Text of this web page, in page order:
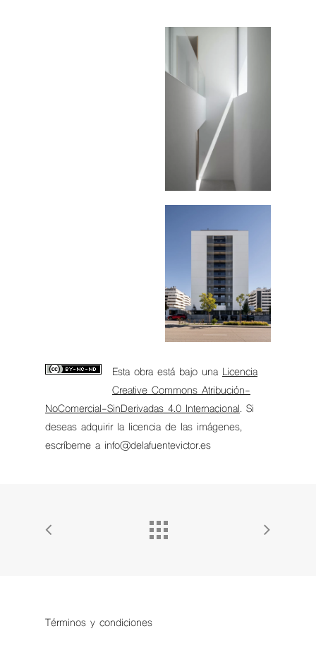
Esta obra está bajo una Licencia
Creative Commons Atribución-
NoComercial-SinDerivadas 4.0 Internacional. Si
deseas adquirir la licencia de las imágenes,
escríbeme a info@delafuentevictor.es
Términos y condiciones